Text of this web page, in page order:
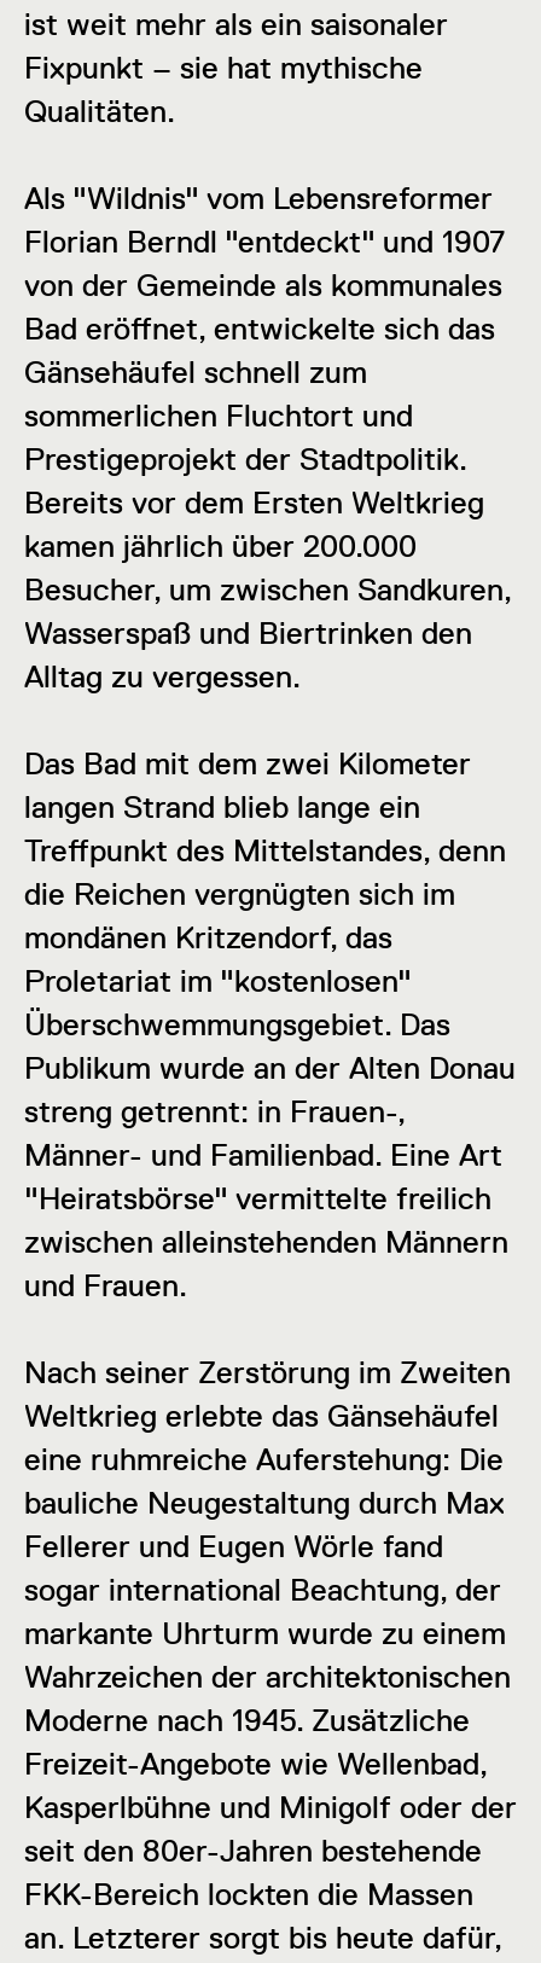
ist weit mehr als ein saisonaler
Fixpunkt – sie hat mythische
Qualitäten.
Als "Wildnis" vom Lebensreformer
Florian Berndl "entdeckt" und 1907
von der Gemeinde als kommunales
Bad eröffnet, entwickelte sich das
Gänsehäufel schnell zum
sommerlichen Fluchtort und
Prestigeprojekt der Stadtpolitik.
Bereits vor dem Ersten Weltkrieg
kamen jährlich über 200.000
Besucher, um zwischen Sandkuren,
Wasserspaß und Biertrinken den
Alltag zu vergessen.
Das Bad mit dem zwei Kilometer
langen Strand blieb lange ein
Treffpunkt des Mittelstandes, denn
die Reichen vergnügten sich im
mondänen Kritzendorf, das
Proletariat im "kostenlosen"
Überschwemmungsgebiet. Das
Publikum wurde an der Alten Donau
streng getrennt: in Frauen-,
Männer- und Familienbad. Eine Art
"Heiratsbörse" vermittelte freilich
zwischen alleinstehenden Männern
und Frauen.
Nach seiner Zerstörung im Zweiten
Weltkrieg erlebte das Gänsehäufel
eine ruhmreiche Auferstehung: Die
bauliche Neugestaltung durch Max
Fellerer und Eugen Wörle fand
sogar international Beachtung, der
markante Uhrturm wurde zu einem
Wahrzeichen der architektonischen
Moderne nach 1945. Zusätzliche
Freizeit-Angebote wie Wellenbad,
Kasperlbühne und Minigolf oder der
seit den 80er-Jahren bestehende
FKK-Bereich lockten die Massen
an. Letzterer sorgt bis heute dafür,